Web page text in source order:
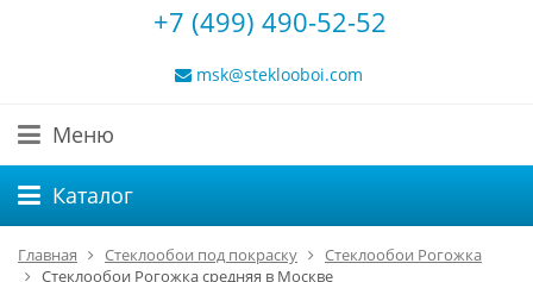
+7 (499) 490-52-52
msk@steklooboi.com
Меню
Каталог
Главная Стеклообои под покраску
Стеклообои Рогожка
Стеклообои Рогожка средняя в Москве